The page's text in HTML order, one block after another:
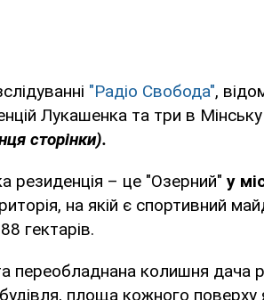
"Радіо Свобода",
Лукашенка та три в Мінську
сторінки).
резиденція – це "Озерний" у
на якій є спортивний
гектарів.
переобладнана колишня
площа кожного поверху